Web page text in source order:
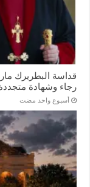
قداسة البطريرك
رجاء وشهادة
‏أسبوع واحد مضت